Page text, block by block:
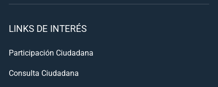
LINKS DE INTERÉS
Participación Ciudadana
Consulta Ciudadana